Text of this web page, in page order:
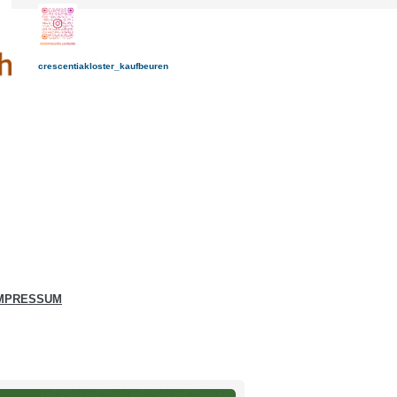
crescentiakloster_kaufbeuren